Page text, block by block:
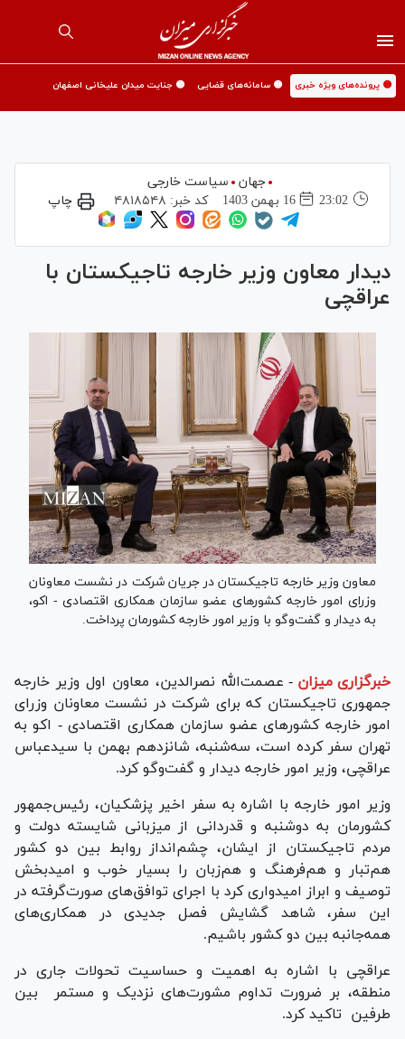
🟡 پرونده‌های ویژه خبری 🟡 سامانه‌های قضایی 🟡 جنایت میدان علیخانی اصفهان
جهان
سیاست خارجی
23:02
16 بهمن 1403 کد خبر: ۴۸۱۸۵۴۸ چاپ
دیدار معاون وزیر خارجه تاجیکستان با
عراقچی
معاون وزیر خارجه تاجیکستان در جریان شرکت در نشست معاونان
وزرای امور خارجه کشور‌های عضو سازمان همکاری اقتصادی - اکو،
به دیدار و گفت‌وگو با وزیر امور خارجه کشورمان پرداخت.
خبرگزاری میزان - عصمت‌الله نصرالدین، معاون اول وزیر خارجه
جمهوری تاجیکستان که برای شرکت در نشست معاونان وزرای
امور خارجه کشور‌های عضو سازمان همکاری اقتصادی - اکو به
تهران سفر کرده است، سه‌شنبه، شانزدهم بهمن با سیدعباس
عراقچی، وزیر امور خارجه دیدار و گفت‌و‌گو کرد.
وزیر امور خارجه با اشاره به سفر اخیر پزشکیان، رئیس‌جمهور
کشورمان به دوشنبه و قدردانی از میزبانی شایسته دولت و
مردم تاجیکستان از ایشان، چشم‌انداز روابط بین دو کشور
هم‌تبار و هم‌فرهنگ و هم‌زبان را بسیار خوب و امیدبخش
توصیف و ابراز امیدواری کرد با اجرای توافق‌های صورت‌گرفته در
این سفر، شاهد گشایش فصل جدیدی در همکاری‌های
همه‌جانبه بین دو کشور باشیم.
عراقچی با اشاره به اهمیت و حساسیت تحولات جاری در
منطقه، بر ضرورت تداوم مشورت‌های نزدیک و مستمر بین
طرفین تاکید کرد.